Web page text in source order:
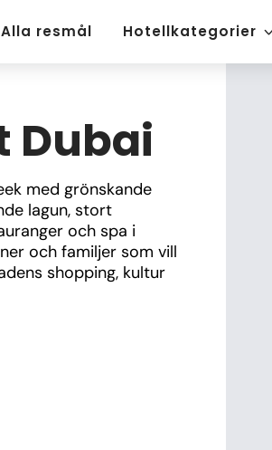
Alla resmål Hotellkategorier
Dubai
med grönskande
lagun, stort
och spa i
och familjer som vill
shopping, kultur